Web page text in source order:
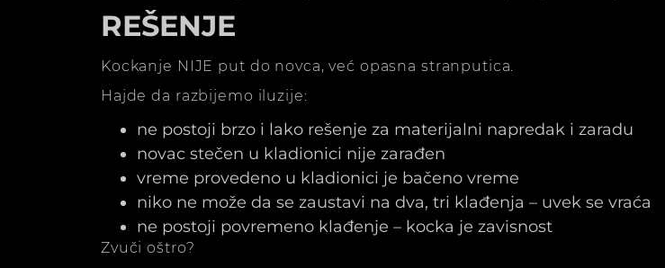
REŠENJE
Kockanje NIJE put do novca, već opasna stranputica.
Hajde da razbijemo iluzije:
ne postoji brzo i lako rešenje za materijalni napredak i zaradu
novac stečen u kladionici nije zarađen
vreme provedeno u kladionici je bačeno vreme
niko ne može da se zaustavi na dva, tri klađenja – uvek se vraća
ne postoji povremeno klađenje – kocka je zavisnost
Zvuči oštro?